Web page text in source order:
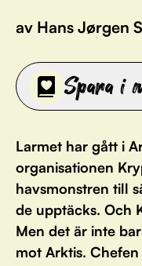
av Hans Jørgen
Spara i
Larmet har gått i
organisationen
havsmonstren till
de upptäcks. Och
Men det är inte
mot Arktis.